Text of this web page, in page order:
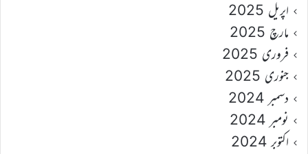
اپریل 2025
مارچ 2025
فروری 2025
جنوری 2025
دسمبر 2024
نومبر 2024
اکتوبر 2024